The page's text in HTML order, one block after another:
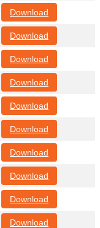
Download
Download
Download
Download
Download
Download
Download
Download
Download
Download